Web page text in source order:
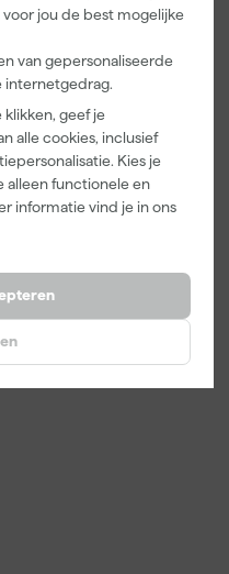
jou de best mogelijke
van gepersonaliseerde
internetgedrag.
geef je
alle cookies, inclusief
Kies je
alleen functionele en
informatie vind je in ons
20,